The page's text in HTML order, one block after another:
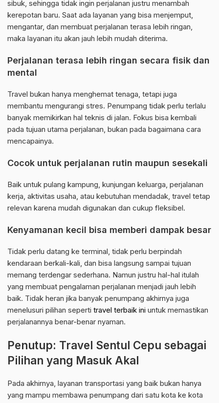
sibuk, sehingga tidak ingin perjalanan justru menambah
kerepotan baru. Saat ada layanan yang bisa menjemput,
mengantar, dan membuat perjalanan terasa lebih ringan,
maka layanan itu akan jauh lebih mudah diterima.
Perjalanan terasa lebih ringan secara fisik dan
mental
Travel bukan hanya menghemat tenaga, tetapi juga
membantu mengurangi stres. Penumpang tidak perlu terlalu
banyak memikirkan hal teknis di jalan. Fokus bisa kembali
pada tujuan utama perjalanan, bukan pada bagaimana cara
mencapainya.
Cocok untuk perjalanan rutin maupun sesekali
Baik untuk pulang kampung, kunjungan keluarga, perjalanan
kerja, aktivitas usaha, atau kebutuhan mendadak, travel tetap
relevan karena mudah digunakan dan cukup fleksibel.
Kenyamanan kecil bisa memberi dampak besar
Tidak perlu datang ke terminal, tidak perlu berpindah
kendaraan berkali-kali, dan bisa langsung sampai tujuan
memang terdengar sederhana. Namun justru hal-hal itulah
yang membuat pengalaman perjalanan menjadi jauh lebih
baik. Tidak heran jika banyak penumpang akhirnya juga
menelusuri pilihan seperti travel terbaik ini untuk memastikan
perjalanannya benar-benar nyaman.
Penutup: Travel Sentul Cepu sebagai
Pilihan yang Masuk Akal
Pada akhirnya, layanan transportasi yang baik bukan hanya
yang mampu membawa penumpang dari satu kota ke kota